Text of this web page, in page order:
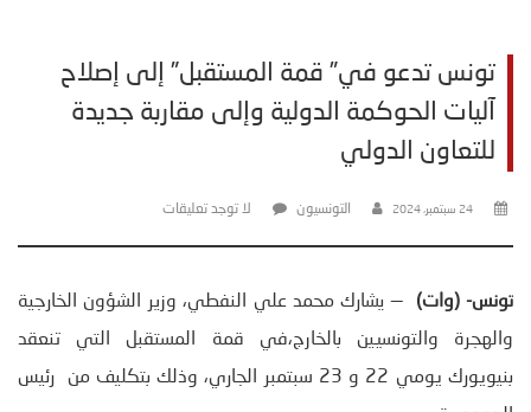
تونس تدعو في” قمة المستقبل” إلى إصلاح
آليات الحوكمة الدولية وإلى مقاربة جديدة
للتعاون الدولي
24 سبتمبر، 2024 التونسيون لا توجد تعليقات
تونس- (وات) — يشارك محمد علي النفطي، وزير الشؤون الخارجية
والهجرة والتونسيين بالخارج،في قمة المستقبل التي تنعقد
بنيويورك يومي 22 و 23 سبتمبر الجاري، وذلك بتكليف من رئيس